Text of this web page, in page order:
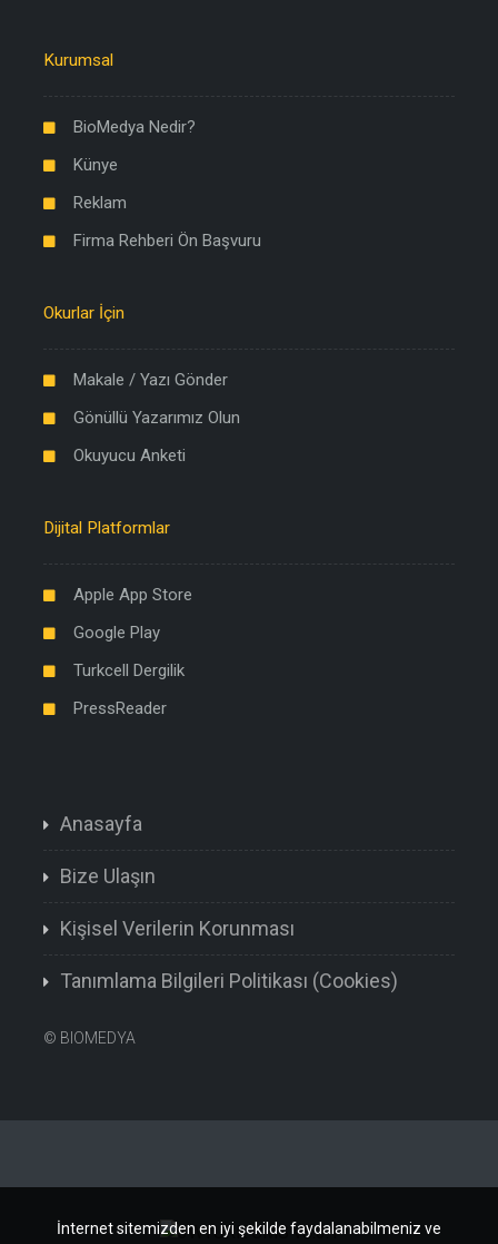
İnternet sitemizden en iyi şekilde faydalanabilmeniz ve
Kurumsal
BioMedya Nedir?
Künye
Reklam
Firma Rehberi Ön Başvuru
Okurlar İçin
Makale / Yazı Gönder
Gönüllü Yazarımız Olun
Okuyucu Anketi
Dijital Platformlar
Apple App Store
Google Play
Turkcell Dergilik
PressReader
Anasayfa
Bize Ulaşın
Kişisel Verilerin Korunması
Tanımlama Bilgileri Politikası (Cookies)
© BIOMEDYA